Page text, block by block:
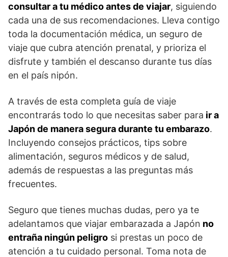
consultar a tu médico antes de viajar, siguiendo
cada una de sus recomendaciones. Lleva contigo
toda la documentación médica, un seguro de
viaje que cubra atención prenatal, y prioriza el
disfrute y también el descanso durante tus días
en el país nipón.
A través de esta completa guía de viaje
encontrarás todo lo que necesitas saber para ir a
Japón de manera segura durante tu embarazo.
Incluyendo consejos prácticos, tips sobre
alimentación, seguros médicos y de salud,
además de respuestas a las preguntas más
frecuentes.
Seguro que tienes muchas dudas, pero ya te
adelantamos que viajar embarazada a Japón no
entraña ningún peligro si prestas un poco de
atención a tu cuidado personal. Toma nota de